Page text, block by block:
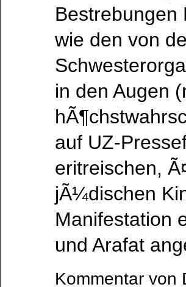
Bestrebungen
wie den von
in den Augen
auf UZ-
eritreischen,
jÃ¼dischen
Manifestation
und Arafat
Kommentar